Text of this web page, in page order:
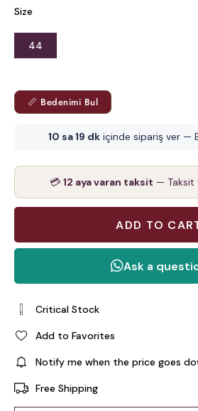
Size
44
📏 Bedenimi Bul
10 sa 19 dkiçinde sipariş ver —
💳 12 aya varan taksit — Taksit
Critical Stock
Add to Favorites
Notify me when the price goes
Free Shipping